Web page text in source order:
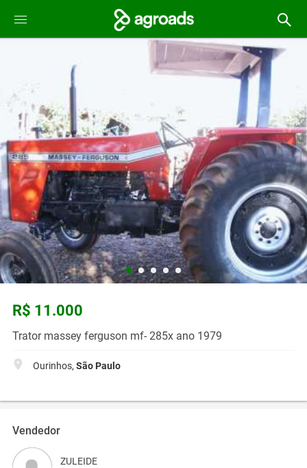
R$ 11.000
Trator massey ferguson mf- 285x ano 1979
Ourinhos, São Paulo
Vendedor
ZULEIDE